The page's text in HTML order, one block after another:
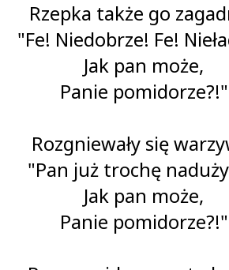
Rzepka także go
"Fe! Niedobrze! Fe!
Jak pan może,
Panie pomidorze?!"
Rozgniewały się
"Pan już trochę
Jak pan może,
Panie pomidorze?!"